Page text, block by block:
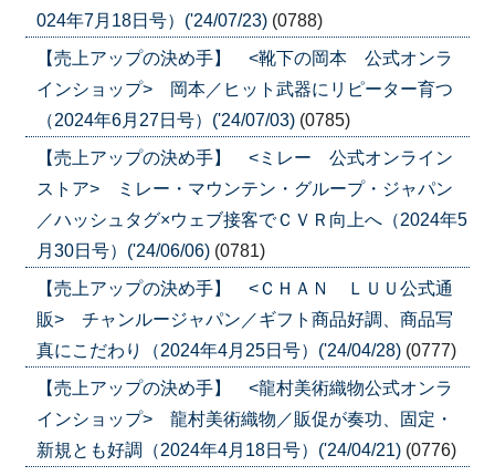
024年7月18日号）('24/07/23) (0788)
【売上アップの決め手】 <靴下の岡本 公式オンラ
インショップ> 岡本／ヒット武器にリピーター育つ
（2024年6月27日号）('24/07/03) (0785)
【売上アップの決め手】 <ミレー 公式オンライン
ストア> ミレー・マウンテン・グループ・ジャパン
／ハッシュタグ×ウェブ接客でＣＶＲ向上へ（2024年5
月30日号）('24/06/06) (0781)
【売上アップの決め手】 <ＣＨＡＮ ＬＵＵ公式通
販> チャンルージャパン／ギフト商品好調、商品写
真にこだわり（2024年4月25日号）('24/04/28) (0777)
【売上アップの決め手】 <龍村美術織物公式オンラ
インショップ> 龍村美術織物／販促が奏功、固定・
新規とも好調（2024年4月18日号）('24/04/21) (0776)